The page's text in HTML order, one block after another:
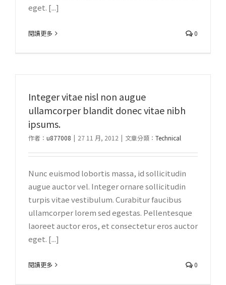
eget. [...]
閱讀更多 0
Integer vitae nisl non augue
ullamcorper blandit donec vitae nibh
ipsums.
作者： u877008 | 27 11 月, 2012 | 文章分類： Technical
Nunc euismod lobortis massa, id sollicitudin
augue auctor vel. Integer ornare sollicitudin
turpis vitae vestibulum. Curabitur faucibus
ullamcorper lorem sed egestas. Pellentesque
laoreet auctor eros, et consectetur eros auctor
eget. [...]
閱讀更多 0